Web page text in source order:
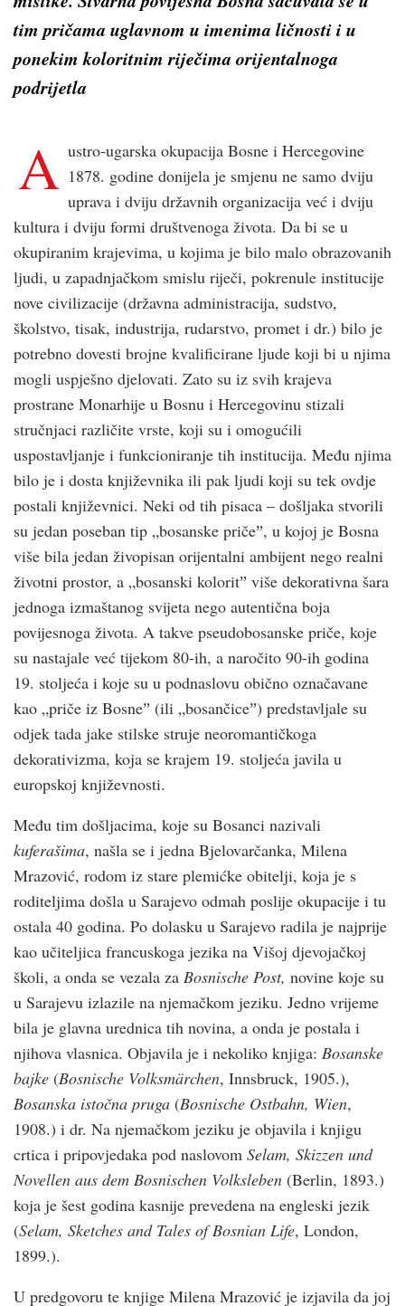
tim pričama uglavnom u imenima ličnosti i u
ponekim koloritnim riječima orijentalnoga
podrijetla
A ustro-ugarska okupacija Bosne i Hercegovine
1878. godine donijela je smjenu ne samo dviju
uprava i dviju državnih organizacija već i dviju
kultura i dviju formi društvenoga života. Da bi se u
okupiranim krajevima, u kojima je bilo malo obrazovanih
ljudi, u zapadnjačkom smislu riječi, pokrenule institucije
nove civilizacije (državna administracija, sudstvo,
školstvo, tisak, industrija, rudarstvo, promet i dr.) bilo je
potrebno dovesti brojne kvalificirane ljude koji bi u njima
mogli uspješno djelovati. Zato su iz svih krajeva
prostrane Monarhije u Bosnu i Hercegovinu stizali
stručnjaci različite vrste, koji su i omogućili
uspostavljanje i funkcioniranje tih institucija. Među njima
bilo je i dosta književnika ili pak ljudi koji su tek ovdje
postali književnici. Neki od tih pisaca – došljaka stvorili
su jedan poseban tip „bosanske pričeˮ, u kojoj je Bosna
više bila jedan živopisan orijentalni ambijent nego realni
životni prostor, a „bosanski koloritˮ više dekorativna šara
jednoga izmaštanog svijeta nego autentična boja
povijesnoga života. A takve pseudobosanske priče, koje
su nastajale već tijekom 80-ih, a naročito 90-ih godina
19. stoljeća i koje su u podnaslovu obično označavane
kao „priče iz Bosneˮ (ili „bosančiceˮ) predstavljale su
odjek tada jake stilske struje neoromantičkoga
dekorativizma, koja se krajem 19. stoljeća javila u
europskoj književnosti.
Među tim došljacima, koje su Bosanci nazivali
kuferašima, našla se i jedna Bjelovarčanka, Milena
Mrazović, rodom iz stare plemićke obitelji, koja je s
roditeljima došla u Sarajevo odmah poslije okupacije i tu
ostala 40 godina. Po dolasku u Sarajevo radila je najprije
kao učiteljica francuskoga jezika na Višoj djevojačkoj
školi, a onda se vezala za Bosnische Post, novine koje su
u Sarajevu izlazile na njemačkom jeziku. Jedno vrijeme
bila je glavna urednica tih novina, a onda je postala i
njihova vlasnica. Objavila je i nekoliko knjiga: Bosanske
bajke (Bosnische Volksmärchen, Innsbruck, 1905.),
Bosanska istočna pruga (Bosnische Ostbahn, Wien,
1908.) i dr. Na njemačkom jeziku je objavila i knjigu
crtica i pripovjedaka pod naslovom Selam, Skizzen und
Novellen aus dem Bosnischen Volksleben (Berlin, 1893.)
koja je šest godina kasnije prevedena na engleski jezik
(Selam, Sketches and Tales of Bosnian Life, London,
1899.).
U predgovoru te knjige Milena Mrazović je izjavila da joj